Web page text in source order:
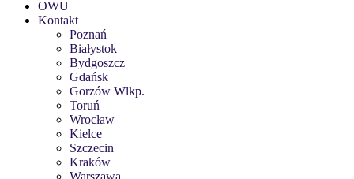
OWU
Kontakt
Poznań
Białystok
Bydgoszcz
Gdańsk
Gorzów Wlkp.
Toruń
Wrocław
Kielce
Szczecin
Kraków
Warszawa